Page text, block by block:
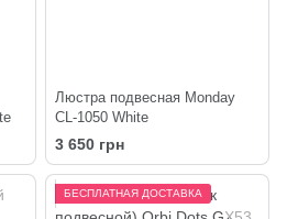
Люстра подвесная Monday
CL-1050 White
3 650 грн
БЕСПЛАТНАЯ ДОСТАВКА